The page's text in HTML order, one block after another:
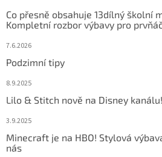
Co přesně obsahuje 13dílný školní
Kompletní rozbor výbavy pro
7.6.2026
Podzimní tipy
8.9.2025
Lilo & Stitch nově na Disney kanálu!
3.9.2025
Minecraft je na HBO! Stylová
nás